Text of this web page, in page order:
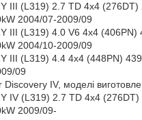
III (L319) 2.7 TD 4x4 (276DT)
2004/07-2009/09
III (L319) 4.0 V6 4x4 (406PN)
2004/10-2009/09
III (L319) 4.4 4x4 (448PN)
09
IV, моделі
IV (L319) 2.7 TD 4x4 (276DT)
2009/09-